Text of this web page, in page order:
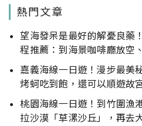
熱門文章
望海發呆是最好的解憂良藥
程推薦：到海景咖啡廳放空
嘉義海線一日遊！漫步最美
烤蚵吃到飽，還可以順遊故
桃園海線一日遊！到竹圍漁
拉沙漠「草漯沙丘」，再去